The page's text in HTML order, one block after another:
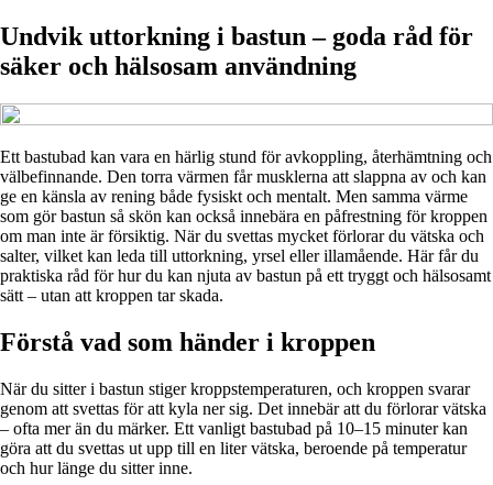
Undvik uttorkning i bastun – goda råd för
säker och hälsosam användning
Ett bastubad kan vara en härlig stund för avkoppling, återhämtning och
välbefinnande. Den torra värmen får musklerna att slappna av och kan
ge en känsla av rening både fysiskt och mentalt. Men samma värme
som gör bastun så skön kan också innebära en påfrestning för kroppen
om man inte är försiktig. När du svettas mycket förlorar du vätska och
salter, vilket kan leda till uttorkning, yrsel eller illamående. Här får du
praktiska råd för hur du kan njuta av bastun på ett tryggt och hälsosamt
sätt – utan att kroppen tar skada.
Förstå vad som händer i kroppen
När du sitter i bastun stiger kroppstemperaturen, och kroppen svarar
genom att svettas för att kyla ner sig. Det innebär att du förlorar vätska
– ofta mer än du märker. Ett vanligt bastubad på 10–15 minuter kan
göra att du svettas ut upp till en liter vätska, beroende på temperatur
och hur länge du sitter inne.